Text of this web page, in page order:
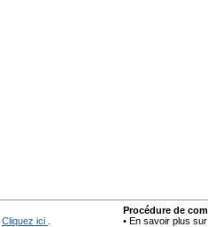
Cliquez ici
Procédure de
• En savoir plus